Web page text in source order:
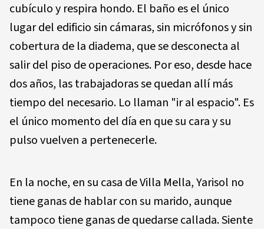
cubículo y respira hondo. El baño es el único
lugar del edificio sin cámaras, sin micrófonos y sin
cobertura de la diadema, que se desconecta al
salir del piso de operaciones. Por eso, desde hace
dos años, las trabajadoras se quedan allí más
tiempo del necesario. Lo llaman "ir al espacio". Es
el único momento del día en que su cara y su
pulso vuelven a pertenecerle.
En la noche, en su casa de Villa Mella, Yarisol no
tiene ganas de hablar con su marido, aunque
tampoco tiene ganas de quedarse callada. Siente